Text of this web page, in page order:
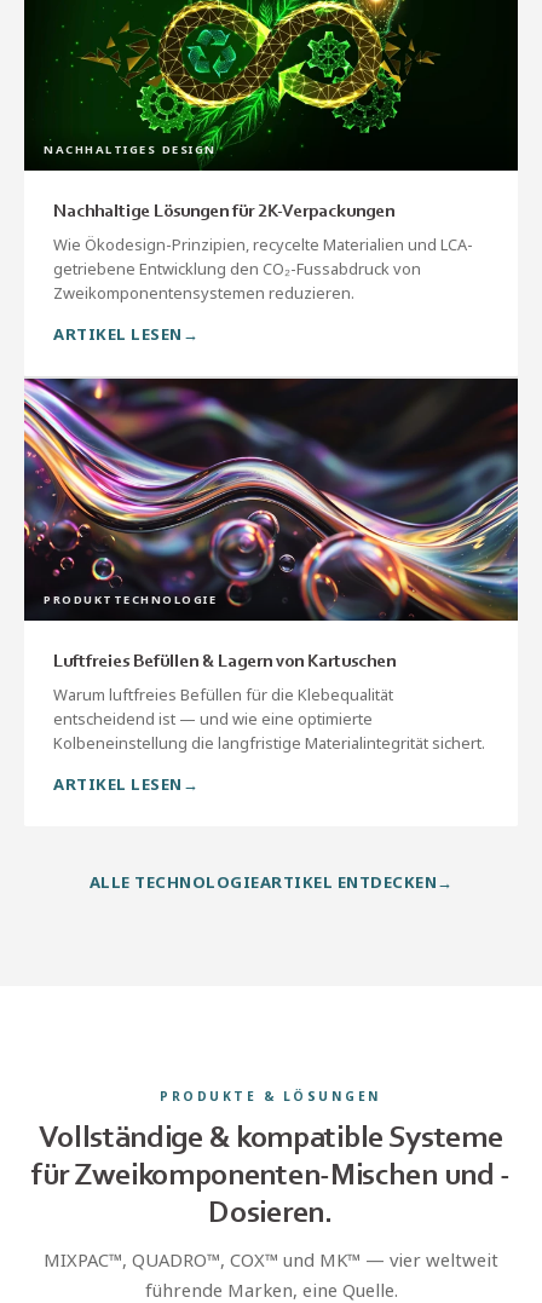
NACHHALTIGES DESIGN
Nachhaltige Lösungen für 2K-Verpackungen
Wie Ökodesign-Prinzipien, recycelte Materialien und LCA-
getriebene Entwicklung den CO₂-Fussabdruck von
Zweikomponentensystemen reduzieren.
ARTIKEL LESEN
PRODUKTTECHNOLOGIE
Luftfreies Befüllen & Lagern von Kartuschen
Warum luftfreies Befüllen für die Klebequalität
entscheidend ist — und wie eine optimierte
Kolbeneinstellung die langfristige Materialintegrität sichert.
ARTIKEL LESEN
ALLE TECHNOLOGIEARTIKEL ENTDECKEN
PRODUKTE & LÖSUNGEN
Vollständige & kompatible Systeme
für Zweikomponenten-Mischen und -
Dosieren.
MIXPAC™, QUADRO™, COX™ und MK™ — vier weltweit
führende Marken, eine Quelle.